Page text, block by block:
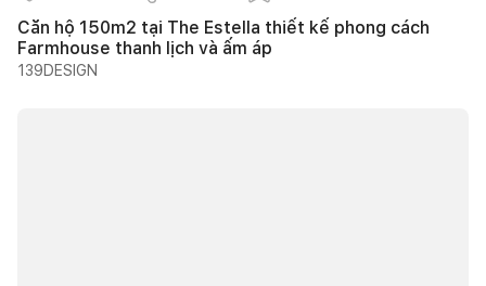
Căn hộ 150m2 tại The Estella thiết kế phong cách
Farmhouse thanh lịch và ấm áp
139DESIGN